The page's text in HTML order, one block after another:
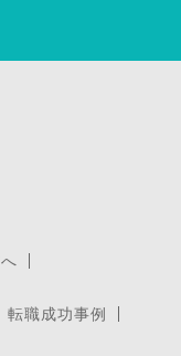
転職成功事例